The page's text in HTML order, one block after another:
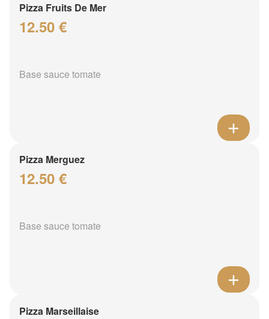
Pizza Fruits De Mer
12.50 €
Base sauce tomate
Pizza Merguez
12.50 €
Base sauce tomate
Pizza Marseillaise